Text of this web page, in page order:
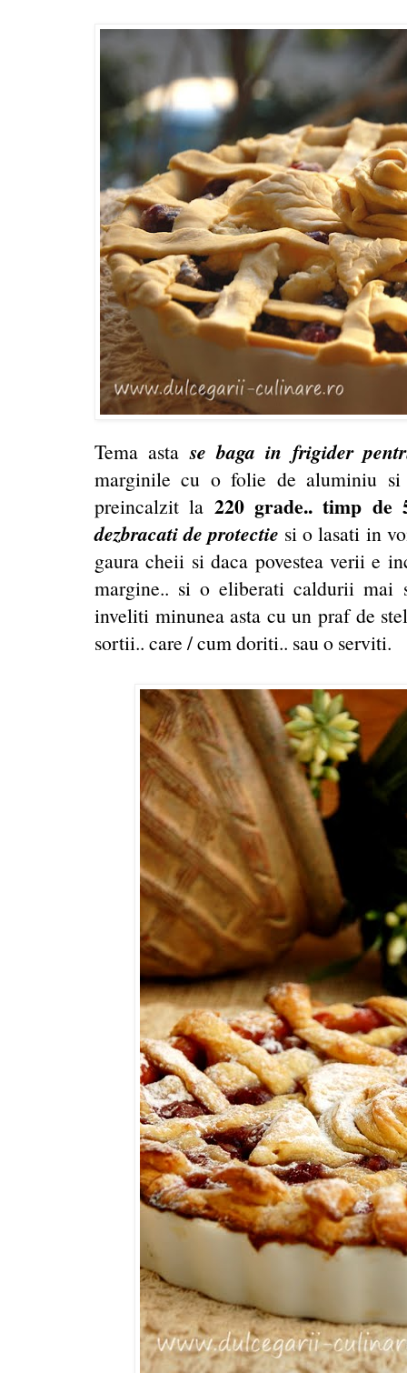
Tema astase baga in frigider
marginile cu o folie de aluminiu
preincalzit la 220 grade.. timp de
dezbracati de protectie si o lasati in
gaura cheii si daca povestea verii e
margine.. si o eliberati caldurii
inveliti minunea asta cu un praf de
sortii.. care / cum doriti.. sau o serviti.